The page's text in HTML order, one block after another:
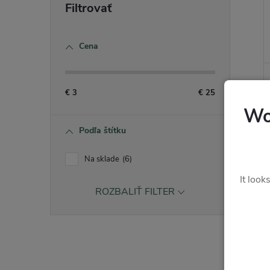
Cena
€ 3 € 25
Podľa štítku
Na sklade 6
ROZBALIŤ FILTER
It